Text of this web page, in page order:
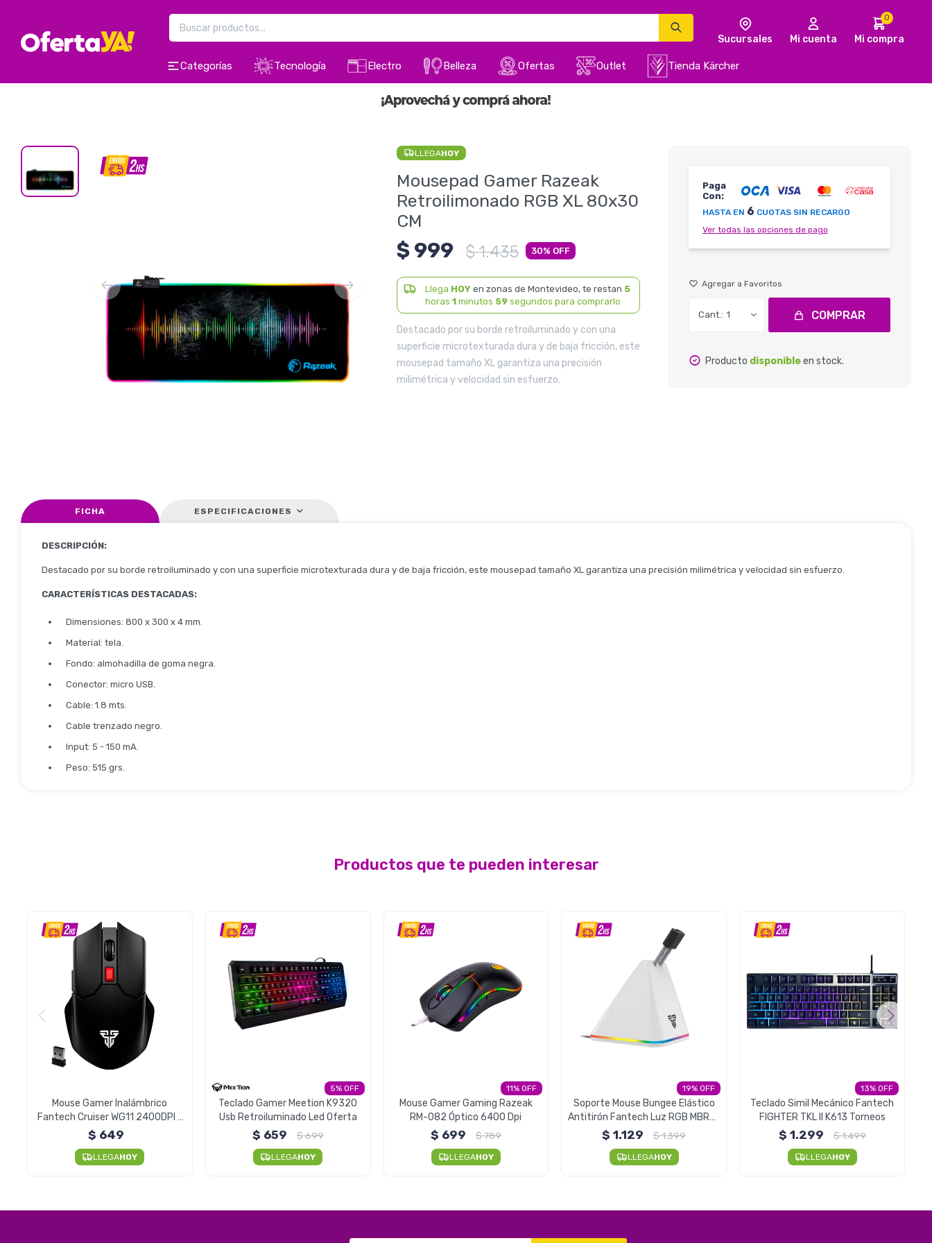
Categorías Tecnología Electro Belleza Ofertas Outlet Tienda Kärcher
0
LLEGAHOY
Mousepad Gamer Razeak
Retroilimonado RGB XL 80x30
CM
$999 $ 1.435 30
Llega HOY en zonas de Montevideo, te restan 5
horas 1 minutos 59 segundos para comprarlo
Destacado por su borde retroiluminado y con una
superficie microtexturada dura y de baja fricción, este
mousepad tamaño XL garantiza una precisión
milimétrica y velocidad sin esfuerzo.
Paga
Con:
HASTA EN 6 CUOTAS SIN RECARGO
Ver todas las opciones de pago
1 COMPRAR
Producto disponibleen stock.
FICHA ESPECIFICACIONES
DESCRIPCIÓN:
Destacado por su borde retroiluminado y con una superficie microtexturada dura y de baja fricción, este mousepad tamaño XL garantiza una precisión milimétrica y velocidad sin esfuerzo.
CARACTERÍSTICAS DESTACADAS:
Dimensiones: 800 x 300 x 4 mm.
Material: tela.
Fondo: almohadilla de goma negra.
Conector: micro USB.
Cable: 1.8 mts.
Cable trenzado negro.
Input: 5 - 150 mA.
Peso: 515 grs.
Productos que te pueden interesar
Mouse Gamer Inalámbrico
Fantech Cruiser WG11 2400DPI -
Negro
$ 649
LLEGAHOY
5
Teclado Gamer Meetion K9320
Usb Retroiluminado Led Oferta
$ 659 $699
LLEGAHOY
11
Mouse Gamer Gaming Razeak
RM-082 Óptico 6400 Dpi
$ 699 $789
LLEGAHOY
19
Soporte Mouse Bungee Elástico
Antitirón Fantech Luz RGB MBR01
- Space White
$ 1.129 $1.399
LLEGAHOY
13
Teclado Simil Mecánico Fantech
FIGHTER TKL II K613 Torneos
$ 1.299 $1.499
LLEGAHOY